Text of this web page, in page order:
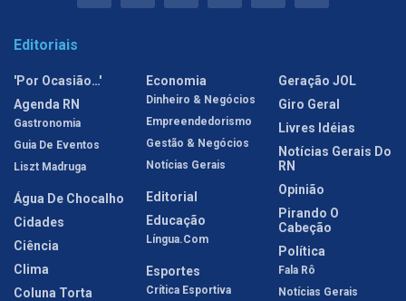
Editoriais
'Por Ocasião…'
Agenda RN
Gastronomia
Guia De Eventos
Liszt Madruga
Água De Chocalho
Cidades
Ciência
Clima
Coluna Torta
Economia
Dinheiro & Negócios
Empreendedorismo
Gestão & Negócios
Notícias Gerais
Editorial
Educação
Língua.com
Esportes
Crítica Esportiva
Geração JOL
Giro Geral
Livres Idéias
Notícias Gerais Do
RN
Opinião
Pirando O
Cabeção
Política
Fala Rô
Notícias Gerais